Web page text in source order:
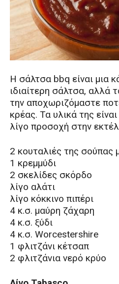
Η σάλτσα bbq είναι μια
ιδιαίτερη σάλτσα, αλλά
την αποχωριζόμαστε
κρέας. Τα υλικά της
λίγο προσοχή στην
2 κουταλιές της σούπας
1 κρεμμύδι
2 σκελίδες σκόρδο
λίγο αλάτι
λίγο κόκκινο πιπέρι
4 κ.σ. μαύρη ζάχαρη
4 κ.σ. ξύδι
4 κ.σ. Worcestershire
1 φλιτζάνι κέτσαπ
2 φλιτζάνια νερό κρύο